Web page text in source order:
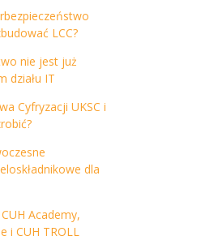
LCC?
nie jest już
działu IT
Cyfryzacji UKSC i
dla
Academy,
i CUH TROLL